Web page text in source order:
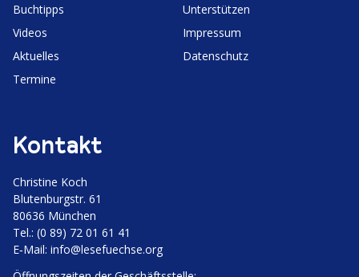
Buchtipps
Videos
Aktuelles
Termine
Unter­stützen
Impressum
Daten­schutz
Kontakt
Christine Koch
Bluten­burgstr. 61
80636 München
Tel.: (0 89) 72 01 61 41
E‑Mail: info@lesefuechse.org